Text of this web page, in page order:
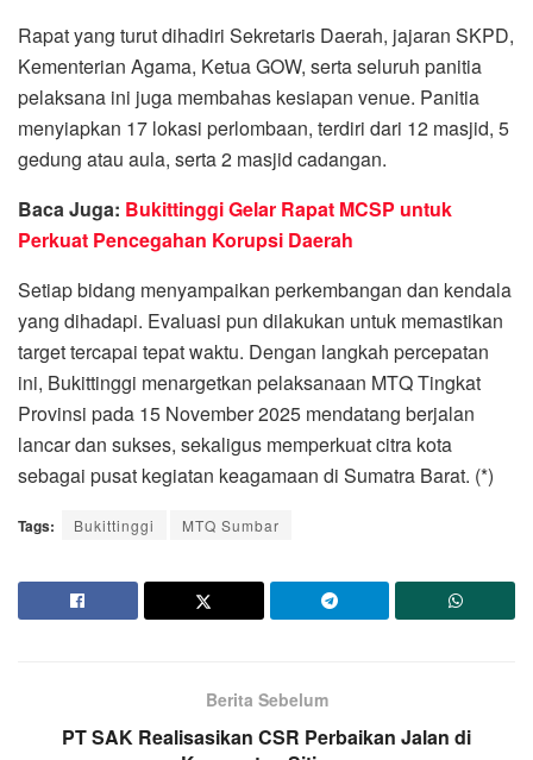
Rapat yang turut dihadiri Sekretaris Daerah, jajaran SKPD,
Kementerian Agama, Ketua GOW, serta seluruh panitia
pelaksana ini juga membahas kesiapan venue. Panitia
menyiapkan 17 lokasi perlombaan, terdiri dari 12 masjid, 5
gedung atau aula, serta 2 masjid cadangan.
Baca Juga: Bukittinggi Gelar Rapat MCSP untuk
Perkuat Pencegahan Korupsi Daerah
Setiap bidang menyampaikan perkembangan dan kendala
yang dihadapi. Evaluasi pun dilakukan untuk memastikan
target tercapai tepat waktu. Dengan langkah percepatan
ini, Bukittinggi menargetkan pelaksanaan MTQ Tingkat
Provinsi pada 15 November 2025 mendatang berjalan
lancar dan sukses, sekaligus memperkuat citra kota
sebagai pusat kegiatan keagamaan di Sumatra Barat. (*)
Tags: Bukittinggi MTQ Sumbar
Berita Sebelum
PT SAK Realisasikan CSR Perbaikan Jalan di